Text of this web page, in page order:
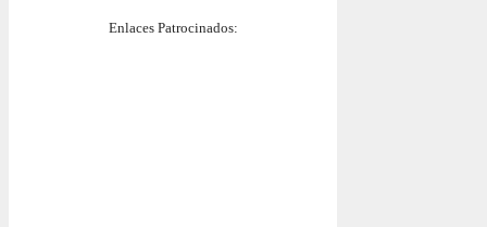
Enlaces Patrocinados: